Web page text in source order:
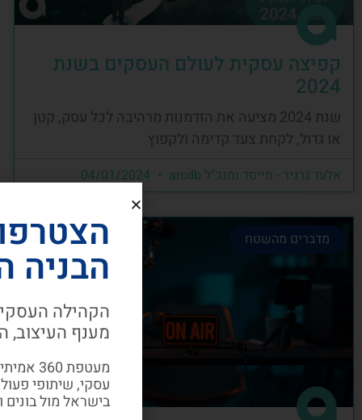
קפיצה עסקית לעולם העסקים בשנת
2024
שנת 2024 מציעה את הזדמנות מרהיבה לכל עסק, קטן
או גדול, לקחת צעד קדימה ולקפוץ
אלעד גרגיר - מייסד ומנכ"ל arcdb
מדברים מהשטח
הבניה
הקהילה
מענף העיצוב,
מעטפת
עסקי, שיתופי
בישראל מול